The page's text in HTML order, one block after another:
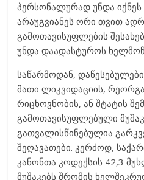
პერსონალურად უნდა
არაუგვიანეს ორი თვით
გამოთავისუფლების
უნდა დაადასტუროს
საწარმოდან,
მათი ლიკვიდაციის,
რიცხოვნობის, ან შტატის
გამოთავისუფლებული
გათვალისწინებულია
შეღავათები. კერძოდ,
კანონთა კოდექსის 42,3
მუშაკებს შრომის